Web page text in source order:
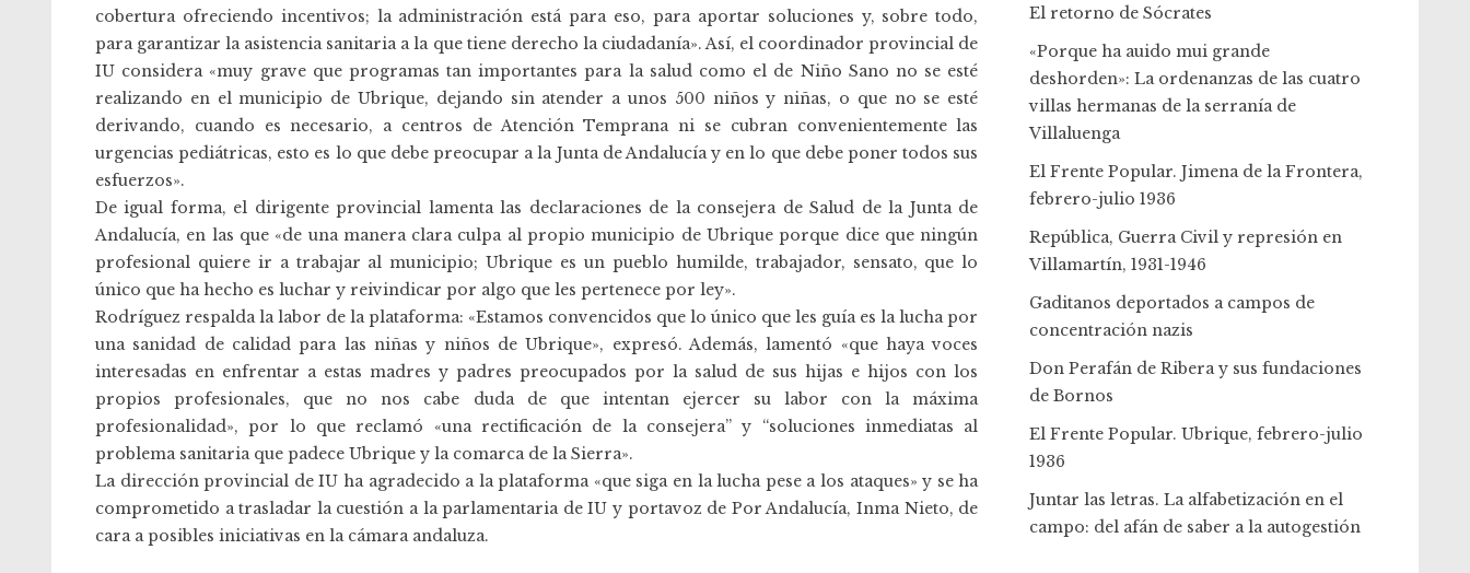
cobertura ofreciendo incentivos; la administración está para eso, para aportar soluciones y, sobre todo,
para garantizar la asistencia sanitaria a la que tiene derecho la ciudadanía». Así, el coordinador provincial de
IU considera «muy grave que programas tan importantes para la salud como el de Niño Sano no se esté
realizando en el municipio de Ubrique, dejando sin atender a unos 500 niños y niñas, o que no se esté
derivando, cuando es necesario, a centros de Atención Temprana ni se cubran convenientemente las
urgencias pediátricas, esto es lo que debe preocupar a la Junta de Andalucía y en lo que debe poner todos sus
esfuerzos».
De igual forma, el dirigente provincial lamenta las declaraciones de la consejera de Salud de la Junta de
Andalucía, en las que «de una manera clara culpa al propio municipio de Ubrique porque dice que ningún
profesional quiere ir a trabajar al municipio; Ubrique es un pueblo humilde, trabajador, sensato, que lo
único que ha hecho es luchar y reivindicar por algo que les pertenece por ley».
Rodríguez respalda la labor de la plataforma: «Estamos convencidos que lo único que les guía es la lucha por
una sanidad de calidad para las niñas y niños de Ubrique», expresó. Además, lamentó «que haya voces
interesadas en enfrentar a estas madres y padres preocupados por la salud de sus hijas e hijos con los
propios profesionales, que no nos cabe duda de que intentan ejercer su labor con la máxima
profesionalidad», por lo que reclamó «una rectificación de la consejera” y “soluciones inmediatas al
problema sanitaria que padece Ubrique y la comarca de la Sierra».
La dirección provincial de IU ha agradecido a la plataforma «que siga en la lucha pese a los ataques» y se ha
comprometido a trasladar la cuestión a la parlamentaria de IU y portavoz de Por Andalucía, Inma Nieto, de
cara a posibles iniciativas en la cámara andaluza.
El retorno de Sócrates
«Porque ha auido mui grande
deshorden»: La ordenanzas de las cuatro
villas hermanas de la serranía de
Villaluenga
El Frente Popular. Jimena de la Frontera,
febrero-julio 1936
República, Guerra Civil y represión en
Villamartín, 1931-1946
Gaditanos deportados a campos de
concentración nazis
Don Perafán de Ribera y sus fundaciones
de Bornos
El Frente Popular. Ubrique, febrero-julio
1936
Juntar las letras. La alfabetización en el
campo: del afán de saber a la autogestión